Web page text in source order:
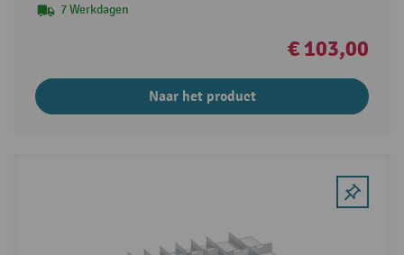
7 Werkdagen
€ 103,00
Naar het product